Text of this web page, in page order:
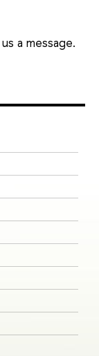
a message.